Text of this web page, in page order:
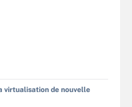
virtualisation de nouvelle